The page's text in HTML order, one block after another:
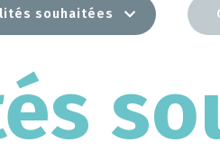
souhaitées